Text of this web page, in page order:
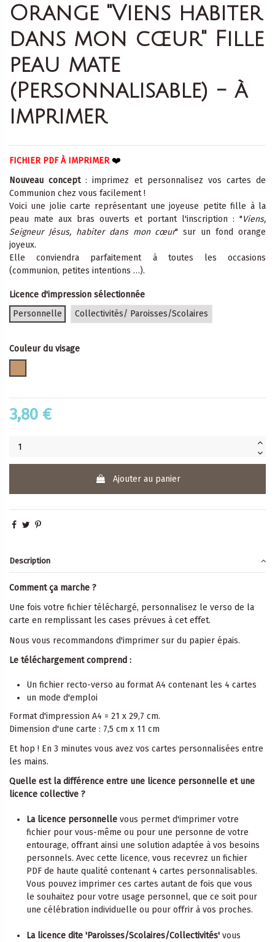
Orange "Viens habiter
dans mon cœur" Fille
peau mate
(Personnalisable) - à
imprimer
FICHIER PDF À IMPRIMER❤️
Nouveau concept: imprimez et personnalisez vos cartes de
Communion chez vous facilement !
Voici une jolie carte représentant une joyeuse petite fille à la
peau mate aux bras ouverts et portant l'inscription : "Viens,
Seigneur Jésus, habiter dans mon cœur" sur un fond orange
joyeux.
Elle conviendra parfaitement à toutes les occasions
(communion, petites intentions …).
Licence d'impression sélectionnée
Personnelle
Collectivités/ Paroisses/Scolaires
Couleur du visage
3,80 €
Ajouter au panier
Description
Comment ça marche ?
Une fois votre fichier téléchargé, personnalisez le verso de la
carte en remplissant les cases prévues à cet effet.
Nous vous recommandons d'imprimer sur du papier épais.
Le téléchargement comprend :
Un fichier recto-verso au format A4 contenant les 4 cartes
un mode d'emploi
Format d'impression A4 = 21 x 29,7 cm.
Dimension d'une carte : 7,5 cm x 11 cm
Et hop ! En 3 minutes vous avez vos cartes personnalisées entre
les mains.
Quelle est la différence entre une licence personnelle et une
licence collective ?
La licence personnelle vous permet d'imprimer votre
fichier pour vous-même ou pour une personne de votre
entourage, offrant ainsi une solution adaptée à vos besoins
personnels. Avec cette licence, vous recevrez un fichier
PDF de haute qualité contenant 4 cartes personnalisables.
Vous pouvez imprimer ces cartes autant de fois que vous
le souhaitez pour votre usage personnel, que ce soit pour
une célébration individuelle ou pour offrir à vos proches.
La licence dite 'Paroisses/Scolaires/Collectivités' vous